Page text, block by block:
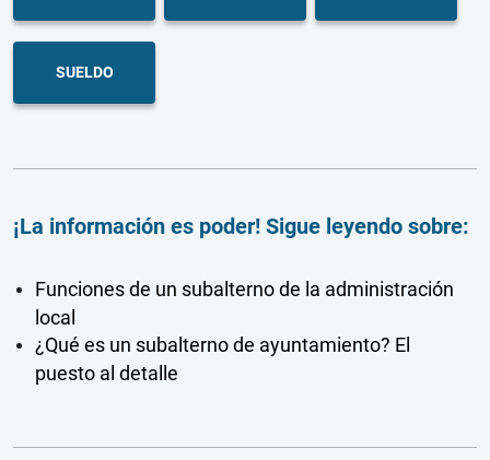
SUELDO
¡La información es poder! Sigue leyendo sobre:
Funciones de un subalterno de la administración
local
¿Qué es un subalterno de ayuntamiento? El
puesto al detalle